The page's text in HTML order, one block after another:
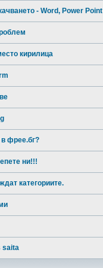
- Word, Power Point
кирилица
фрее.бг?
ни!!!
категориите.
saita